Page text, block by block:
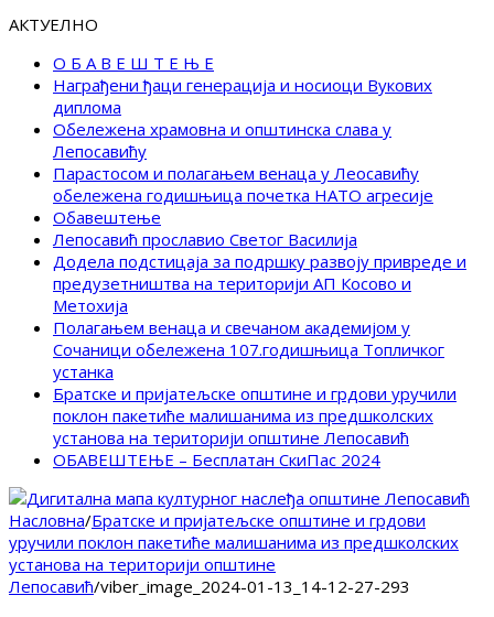
АКТУЕЛНО
О Б А В Е Ш Т Е Њ Е
Награђени ђаци генерација и носиоци Вукових
диплома
Обележена храмовна и општинска слава у
Лепосавићу
Парастосом и полагањем венаца у Леосавићу
обележена годишњица почетка НАТО агресије
Обавештење
Лепосавић прославио Светог Василија
Додела подстицаја за подршку развоју привреде и
предузетништва на територији АП Косово и
Метохија
Полагањем венаца и свечаном академијом у
Сочаници обележена 107.годишњица Топличког
устанка
Братске и пријатељске општине и грдови уручили
поклон пакетиће малишанима из предшколских
установа на територији општине Лепосавић
ОБАВЕШТЕЊЕ – Бесплатан СкиПас 2024
Насловна/Братске и пријатељске општине и грдови
уручили поклон пакетиће малишанима из предшколских
установа на територији општине
Лепосавић/viber_image_2024-01-13_14-12-27-293